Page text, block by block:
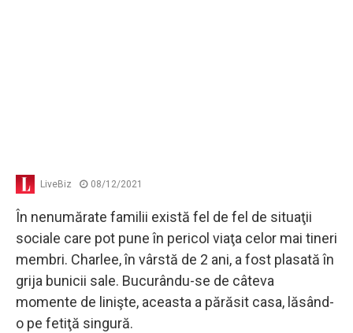
LiveBiz 08/12/2021
În nenumărate familii există fel de fel de situaţii
sociale care pot pune în pericol viaţa celor mai tineri
membri. Charlee, în vârstă de 2 ani, a fost plasată în
grija bunicii sale. Bucurându-se de câteva
momente de linişte, aceasta a părăsit casa, lăsând-
o pe fetiţă singură.